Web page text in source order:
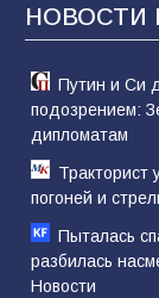
74
НОВОСТИ
Путин и Си
подозрением:
дипломатам
Тракторист
погоней и
Пыталась
разбилась
Новости